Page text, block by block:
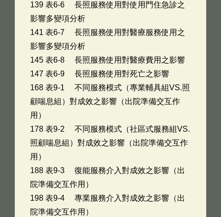
139 表6-6 長照服務使用對使用門住急診之
影響多變項分析
141 表6-7 長照服務使用對醫療服務使用之
影響多變項分析
145 表6-8 長照服務使用對醫療費用之影響
147 表6-9 長照服務使用對死亡之影響
168 表9-1 不同服務模式（專業輔具組VS.照
顧喘息組）對成效之影響（出院準備交互作
用）
178 表9-2 不同服務模式（社區式服務組VS.
照顧喘息組）對成效之影響（出院準備交互作
用）
188 表9-3 復能服務介入對成效之影響（出
院準備交互作用）
198 表9-4 專業服務介入對成效之影響（出
院準備交互作用）